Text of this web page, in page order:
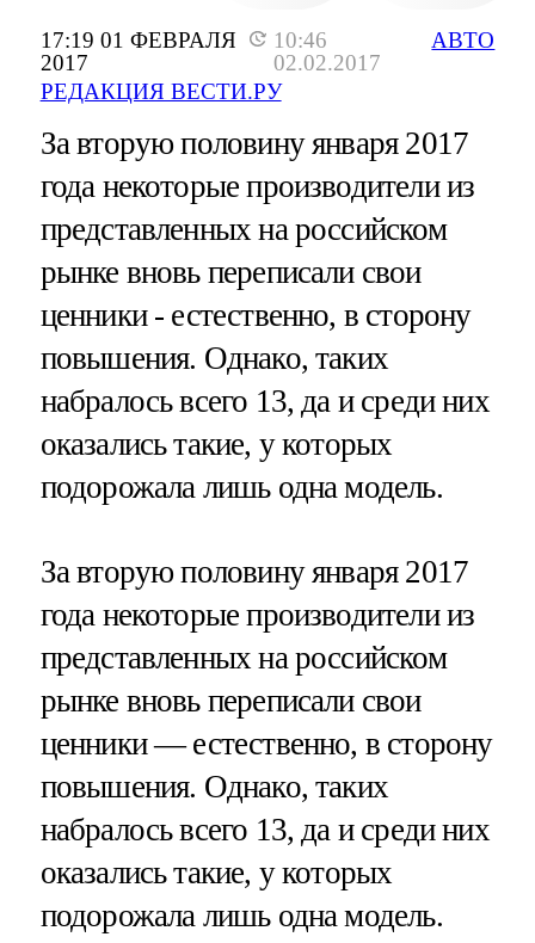
17:19 01 ФЕВРАЛЯ
2017
10:46
02.02.2017
РЕДАКЦИЯ ВЕСТИ.РУ
АВТО
За вторую половину января 2017
года некоторые производители из
представленных на российском
рынке вновь переписали свои
ценники - естественно, в сторону
повышения. Однако, таких
набралось всего 13, да и среди них
оказались такие, у которых
подорожала лишь одна модель.
За вторую половину января 2017
года некоторые производители из
представленных на российском
рынке вновь переписали свои
ценники — естественно, в сторону
повышения. Однако, таких
набралось всего 13, да и среди них
оказались такие, у которых
подорожала лишь одна модель.